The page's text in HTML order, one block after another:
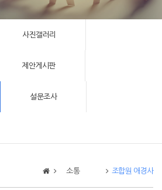
사진갤러리
제안게시판
설문조사
소통 조합원 애경사